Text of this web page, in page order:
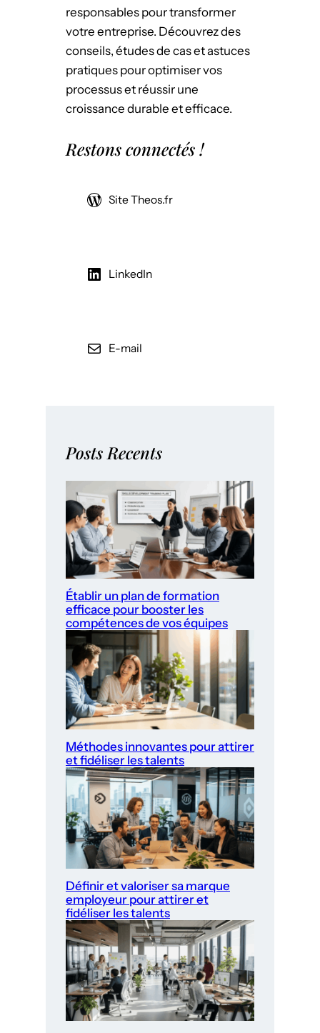
responsables pour transformer
votre entreprise. Découvrez des
conseils, études de cas et astuces
pratiques pour optimiser vos
processus et réussir une
croissance durable et efficace.
Restons connectés !
Site Theos.fr
LinkedIn
E-mail
Posts Recents
Établir un plan de formation
efficace pour booster les
compétences de vos équipes
Méthodes innovantes pour attirer
et fidéliser les talents
Définir et valoriser sa marque
employeur pour attirer et
fidéliser les talents